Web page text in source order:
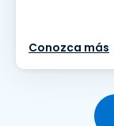
Conozca más